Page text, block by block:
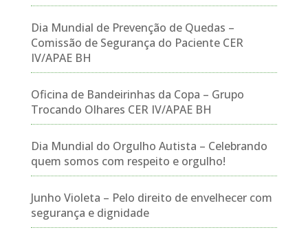
Dia Mundial de Prevenção de Quedas –
Comissão de Segurança do Paciente CER
IV/APAE BH
Oficina de Bandeirinhas da Copa – Grupo
Trocando Olhares CER IV/APAE BH
Dia Mundial do Orgulho Autista – Celebrando
quem somos com respeito e orgulho!
Junho Violeta – Pelo direito de envelhecer com
segurança e dignidade